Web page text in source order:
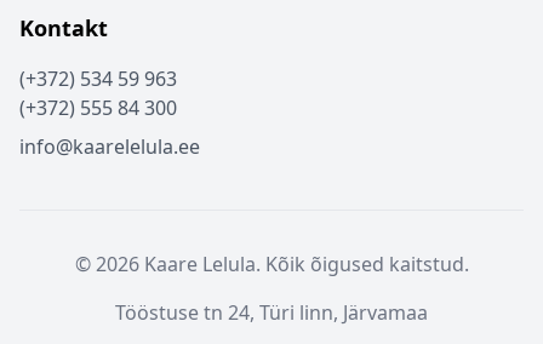
Kontakt
(+372) 534 59 963
(+372) 555 84 300
info@kaarelelula.ee
© 2026 Kaare Lelula. Kõik õigused kaitstud.
Tööstuse tn 24, Türi linn, Järvamaa